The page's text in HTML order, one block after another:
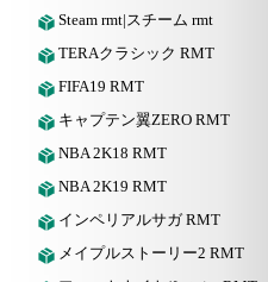
Steam rmt|スチーム rmt
TERAクラシック RMT
FIFA19 RMT
キャプテン翼ZERO RMT
NBA 2K18 RMT
NBA 2K19 RMT
インペリアルサガ RMT
メイプルストーリー2 RMT